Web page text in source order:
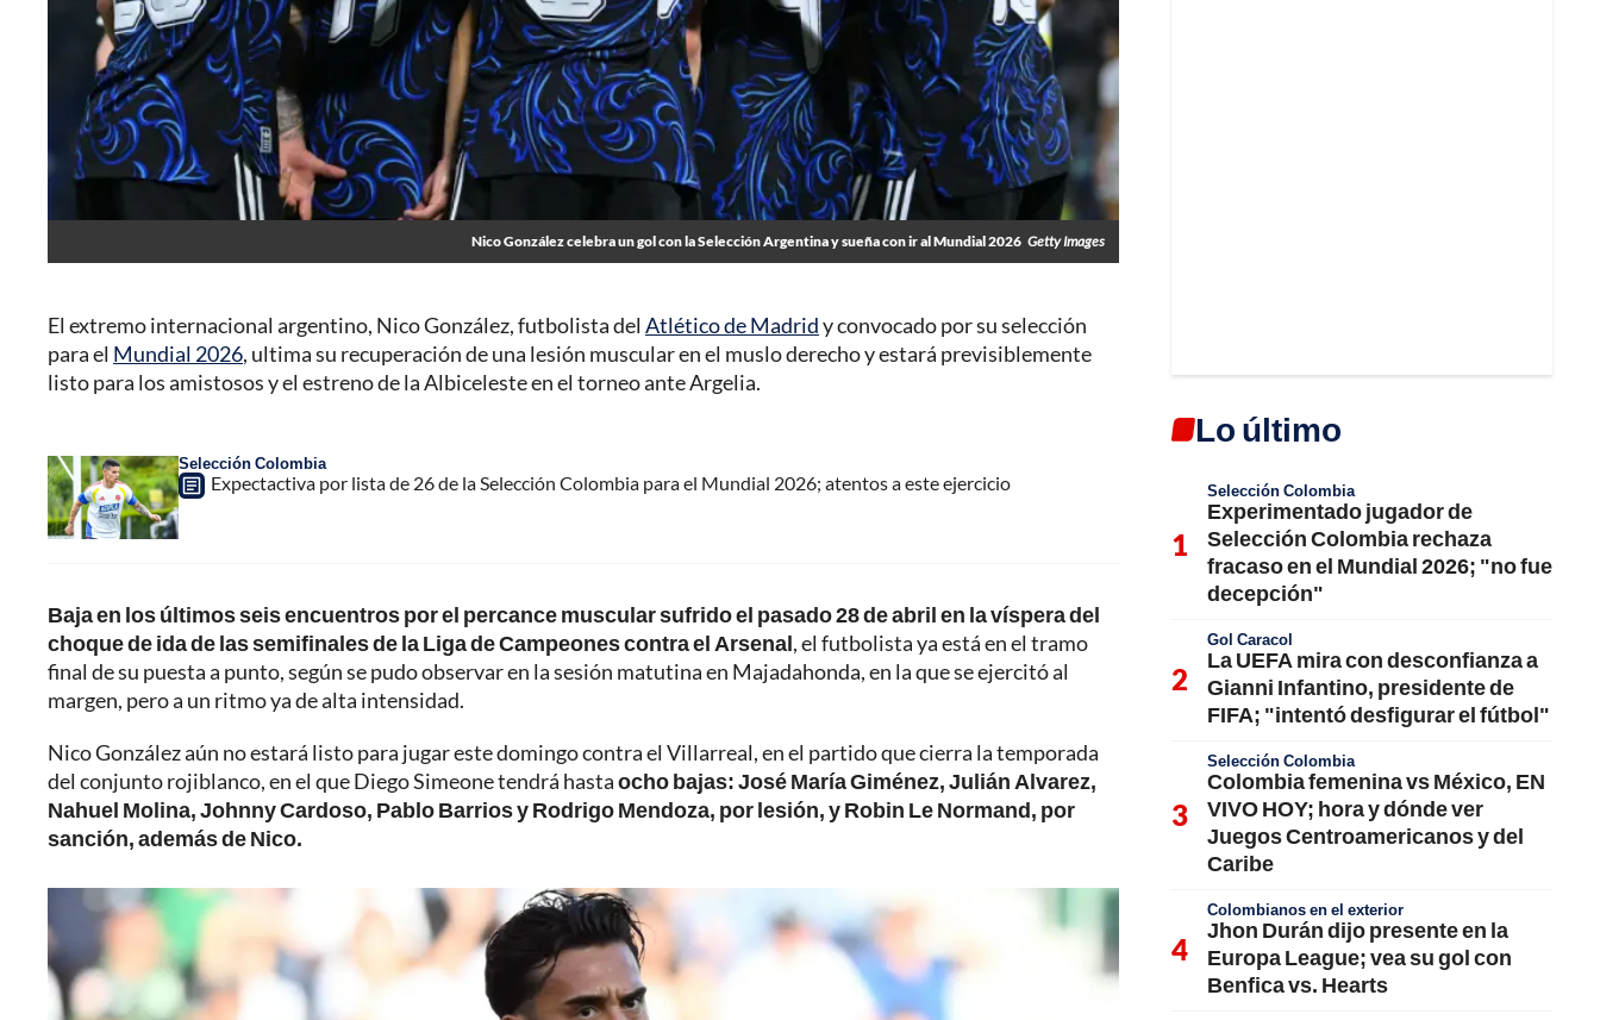
Nico González celebra un gol con la Selección Argentina y sueña con ir al Mundial 2026 Getty Images
El extremo internacional argentino, Nico González, futbolista del Atlético de Madridy convocado por su selección
para el Mundial 2026, ultima su recuperación de una lesión muscular en el muslo derecho y estará previsiblemente
listo para los amistosos y el estreno de la Albiceleste en el torneo ante Argelia.
Selección Colombia
Expectactiva por lista de 26 de la Selección Colombia para el Mundial 2026; atentos a este ejercicio
Baja en los últimos seis encuentros por el percance muscular sufrido el pasado 28 de abril en la víspera del
choque de ida de las semifinales de la Liga de Campeones contra el Arsenal, el futbolista ya está en el tramo
final de su puesta a punto, según se pudo observar en la sesión matutina en Majadahonda, en la que se ejercitó al
margen, pero a un ritmo ya de alta intensidad.
Nico González aún no estará listo para jugar este domingo contra el Villarreal, en el partido que cierra la temporada
del conjunto rojiblanco, en el que Diego Simeone tendrá hastaocho bajas: José María Giménez, Julián Alvarez,
Nahuel Molina, Johnny Cardoso, Pablo Barrios y Rodrigo Mendoza, por lesión, y Robin Le Normand, por
sanción, además de Nico.
Lo último
Selección Colombia
Experimentado jugador de
Selección Colombia rechaza
fracaso en el Mundial 2026; "no fue
decepción"
Gol Caracol
La UEFA mira con desconfianza a
Gianni Infantino, presidente de
FIFA; "intentó desfigurar el fútbol"
Selección Colombia
Colombia femenina vs México, EN
VIVO HOY; hora y dónde ver
Juegos Centroamericanos y del
Caribe
Colombianos en el exterior
Jhon Durán dijo presente en la
Europa League; vea su gol con
Benfica vs. Hearts